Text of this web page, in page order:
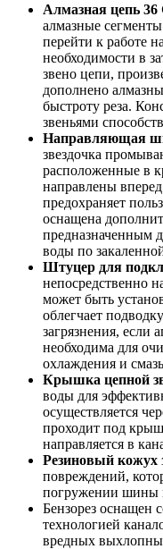
Алмазная цепь 36
алмазные
перейти к работе
необходимости в
звено цепи,
дополнено
быстроту реза.
звеньями
Направляющая
звездочка
расположенные в
направлены
предохраняет
оснащена
предназначенным
воды по
Штуцер для
непосредственно
может быть
облегчает
загрязнения, если
необходима для
охлаждения и
Крышка цепной
воды для
осуществляется
проходит под
направляется в
Резиновый кожух
повреждений,
погружении шины
Бензорез оснащен
технологией
вредных